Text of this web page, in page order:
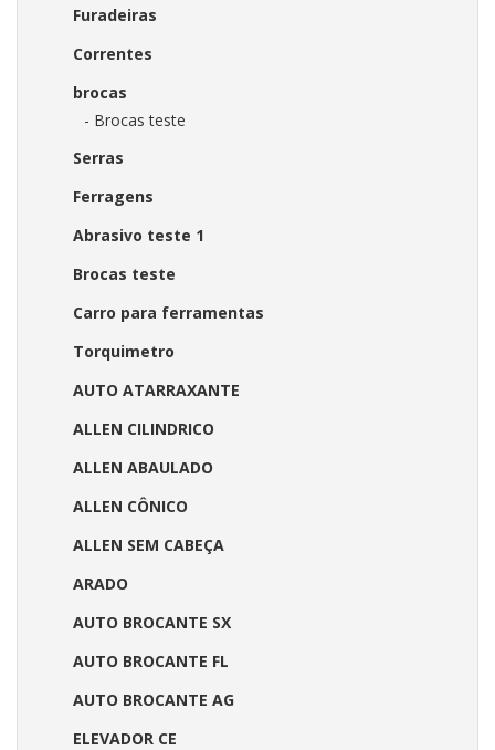
Furadeiras
Correntes
brocas
- Brocas teste
Serras
Ferragens
Abrasivo teste 1
Brocas teste
Carro para ferramentas
Torquimetro
AUTO ATARRAXANTE
ALLEN CILINDRICO
ALLEN ABAULADO
ALLEN CÔNICO
ALLEN SEM CABEÇA
ARADO
AUTO BROCANTE SX
AUTO BROCANTE FL
AUTO BROCANTE AG
ELEVADOR CE